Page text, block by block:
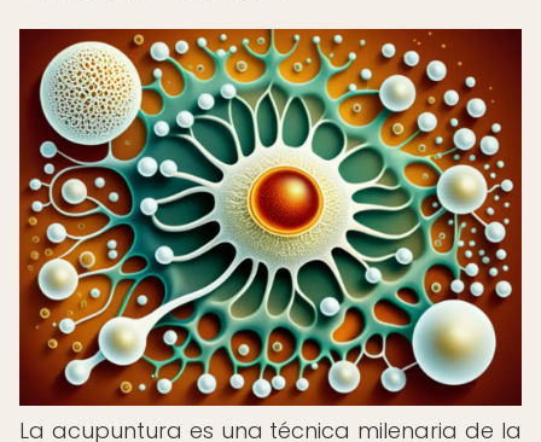
La acupuntura es una técnica milenaria de la